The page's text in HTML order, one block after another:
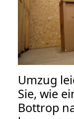
Umzug
Sie, wie
Bottrop